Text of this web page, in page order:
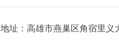
地址：高雄市燕巢区角宿里义